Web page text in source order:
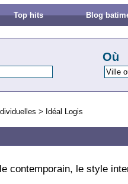
Top hits Blog
Où
> Idéal Logis
contemporain, le style